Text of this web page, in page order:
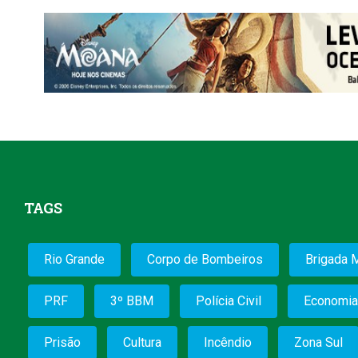
TAGS
Rio Grande Corpo de Bombeiros Brigada
PRF 3º BBM Polícia Civil Economia
Prisão Cultura Incêndio Zona Sul